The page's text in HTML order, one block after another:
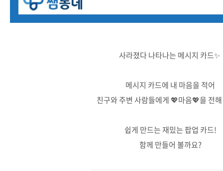
사라졌다 나타나는 메시지 카드✨
메시지 카드에 내 마음을 적어
친구와 주변 사람들에게 💖마음💖을 전
쉽게 만드는 재밌는 팝업 카드!
함께 만들어 볼까요?